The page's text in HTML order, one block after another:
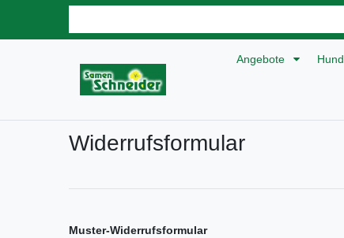
Angebote Hund
Widerrufs­formular
Muster-Widerrufsformular